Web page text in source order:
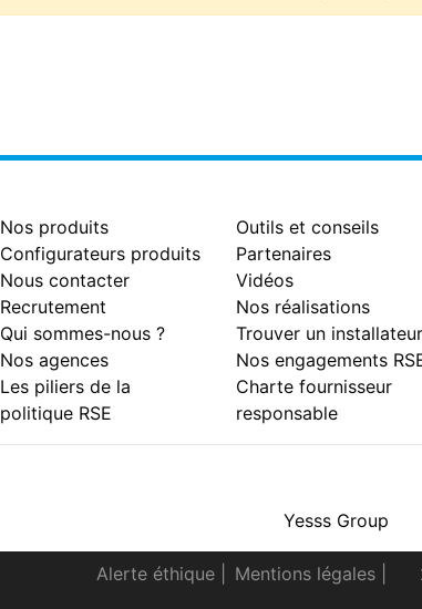
Nos produits
Configurateurs produits
Nous contacter
Recrutement
Qui sommes-nous ?
Nos agences
Les piliers de la
politique RSE
Outils et conseils
Partenaires
Vidéos
Nos réalisations
Trouver un installateur
Nos engagements
Charte fournisseur
responsable
Yesss Group
Alerte éthique Mentions légales